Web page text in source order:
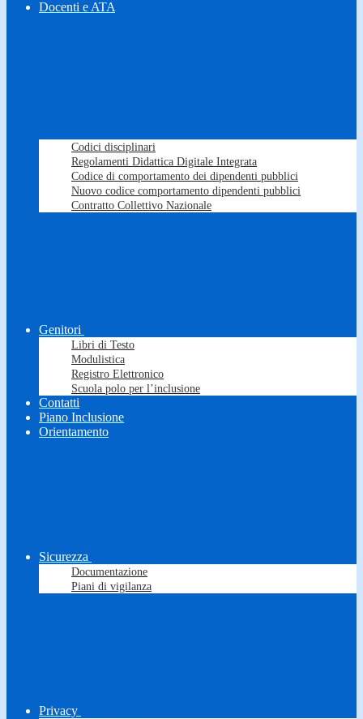
Docenti e ATA
Codici disciplinari
Regolamenti Didattica Digitale Integrata
Codice di comportamento dei dipendenti pubblici
Nuovo codice comportamento dipendenti pubblici
Contratto Collettivo Nazionale
Genitori
Libri di Testo
Modulistica
Registro Elettronico
Scuola polo per l’inclusione
Contatti
Piano Inclusione
Orientamento
Sicurezza
Documentazione
Piani di vigilanza
Privacy